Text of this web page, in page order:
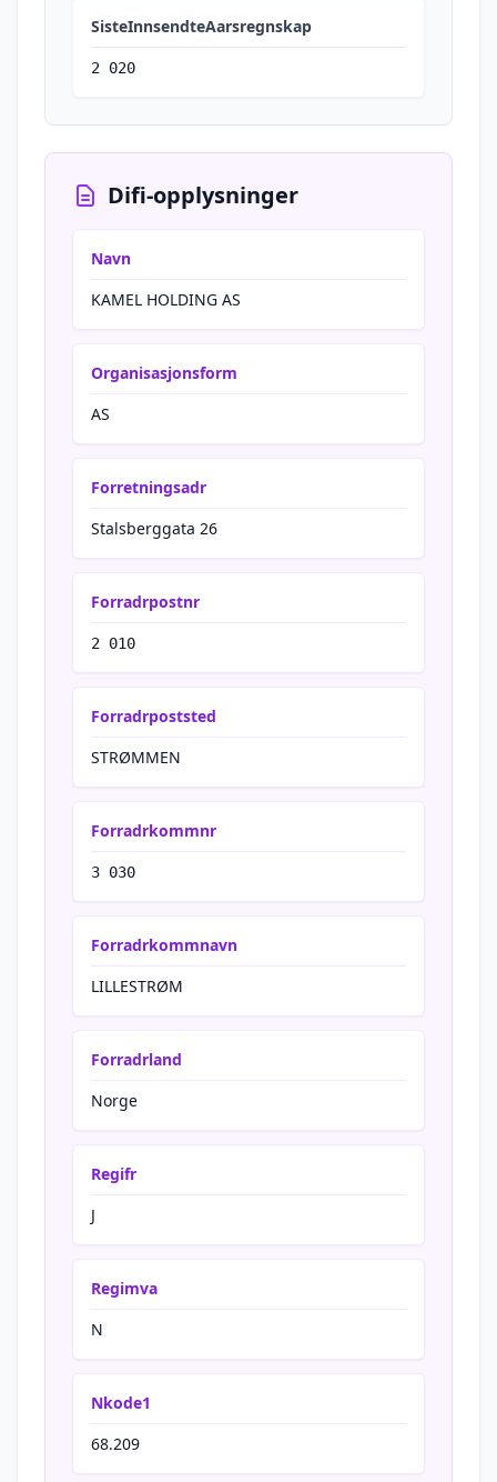
SisteInnsendteAarsregnskap
2 020
Difi-opplysninger
Navn
KAMEL HOLDING AS
Organisasjonsform
AS
Forretningsadr
Stalsberggata 26
Forradrpostnr
2 010
Forradrpoststed
STRØMMEN
Forradrkommnr
3 030
Forradrkommnavn
LILLESTRØM
Forradrland
Norge
Regifr
J
Regimva
N
Nkode1
68.209